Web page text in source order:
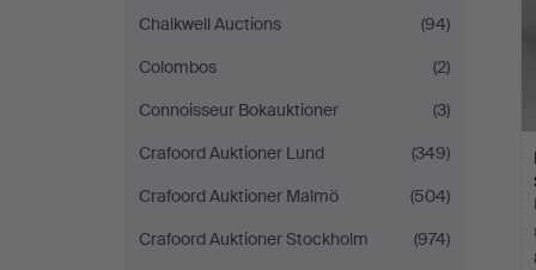
Chalkwell Auctions
(94)
Colombos
(2)
Connoisseur Bokauktioner
(3)
Crafoord Auktioner Lund
(349)
Crafoord Auktioner Malmö
(504)
Crafoord Auktioner Stockholm
(974)